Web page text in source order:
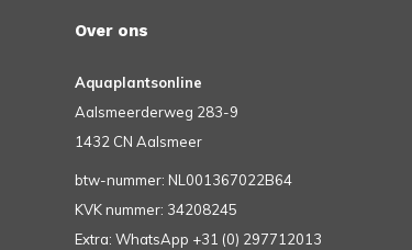
Over ons
Aquaplantsonline
Aalsmeerderweg 283-9
1432 CN Aalsmeer
btw-nummer: NL001367022B64
KVK nummer: 34208245
Extra: WhatsApp +31 (0) 297712013